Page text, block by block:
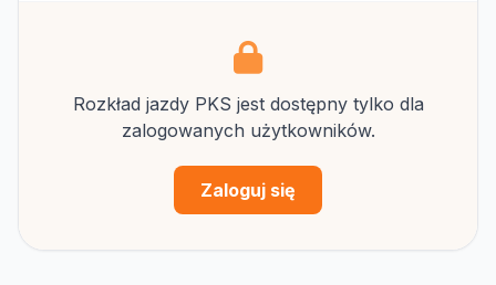
Rozkład jazdy PKS jest dostępny tylko dla
zalogowanych użytkowników.
Zaloguj się